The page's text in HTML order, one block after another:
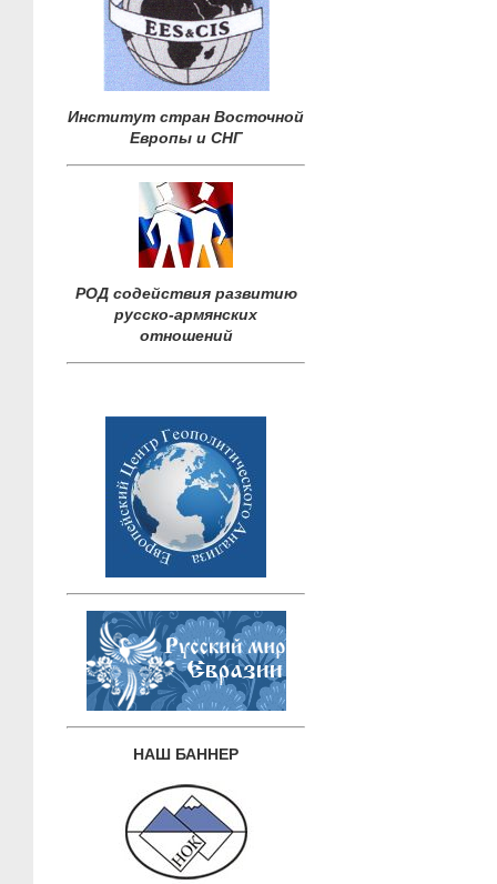
Институт стран Восточной
Европы и СНГ
РОД содействия развитию
русско-армянских
отношений
НАШ БАННЕР